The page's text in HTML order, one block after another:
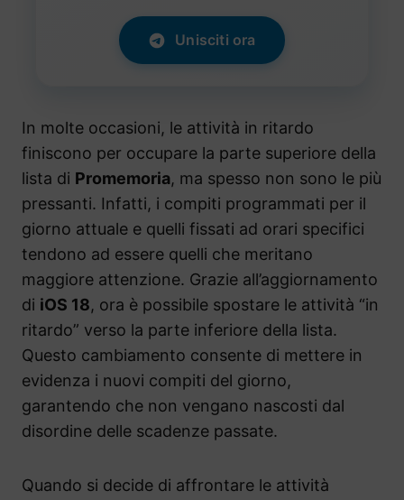
Unisciti ora
In molte occasioni, le attività in ritardo
finiscono per occupare la parte superiore della
lista di Promemoria, ma spesso non sono le più
pressanti. Infatti, i compiti programmati per il
giorno attuale e quelli fissati ad orari specifici
tendono ad essere quelli che meritano
maggiore attenzione. Grazie all’aggiornamento
di iOS 18, ora è possibile spostare le attività “in
ritardo” verso la parte inferiore della lista.
Questo cambiamento consente di mettere in
evidenza i nuovi compiti del giorno,
garantendo che non vengano nascosti dal
disordine delle scadenze passate.
Quando si decide di affrontare le attività